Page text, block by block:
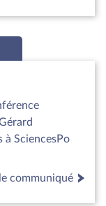
à SciencesPo
communiqué